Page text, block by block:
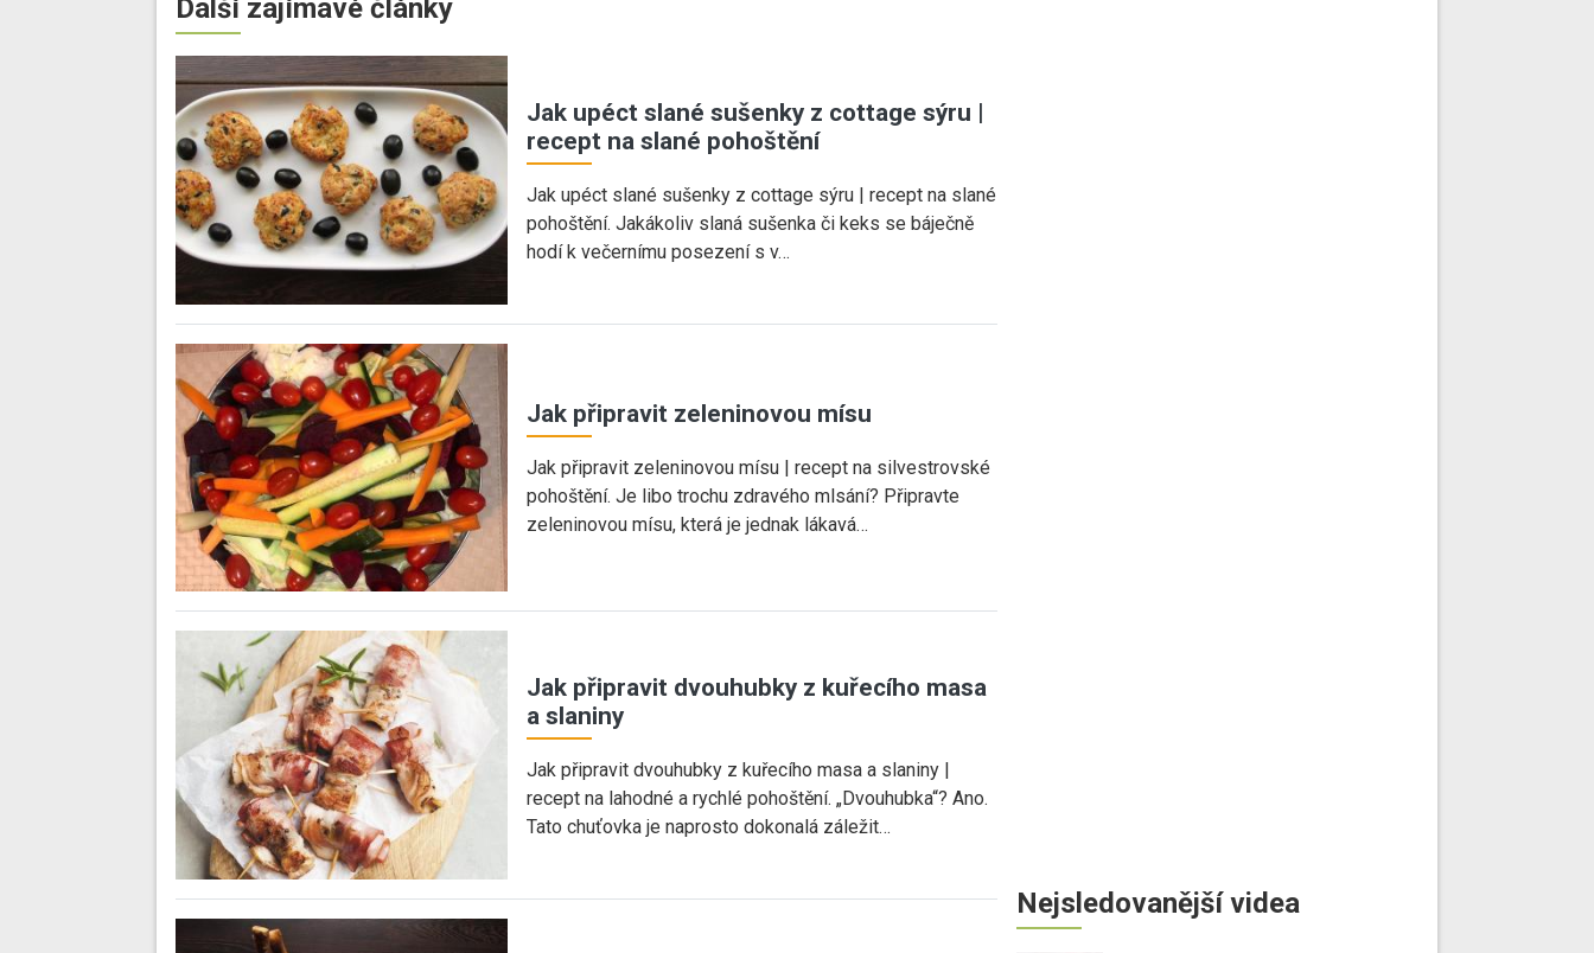
Další zajímavé články
Jak upéct slané sušenky z cottage sýru |
recept na slané pohoštění
Jak upéct slané sušenky z cottage sýru | recept na slané
pohoštění. Jakákoliv slaná sušenka či keks se báječně
hodí k večernímu posezení s v…
Jak připravit zeleninovou mísu
Jak připravit zeleninovou mísu | recept na silvestrovské
pohoštění. Je libo trochu zdravého mlsání? Připravte
zeleninovou mísu, která je jednak lákavá…
Jak připravit dvouhubky z kuřecího masa
a slaniny
Jak připravit dvouhubky z kuřecího masa a slaniny |
recept na lahodné a rychlé pohoštění. „Dvouhubka“? Ano.
Tato chuťovka je naprosto dokonalá záležit…
Nejsledovanější videa